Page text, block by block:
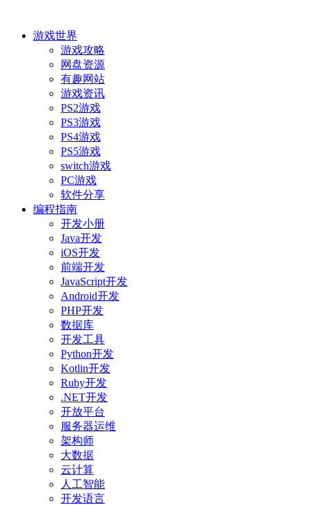
游戏世界
游戏攻略
网盘资源
有趣网站
游戏资讯
PS2游戏
PS3游戏
PS4游戏
PS5游戏
switch游戏
PC游戏
软件分享
编程指南
开发小册
Java开发
iOS开发
前端开发
JavaScript开发
Android开发
PHP开发
数据库
开发工具
Python开发
Kotlin开发
Ruby开发
.NET开发
开放平台
服务器运维
架构师
大数据
云计算
人工智能
开发语言